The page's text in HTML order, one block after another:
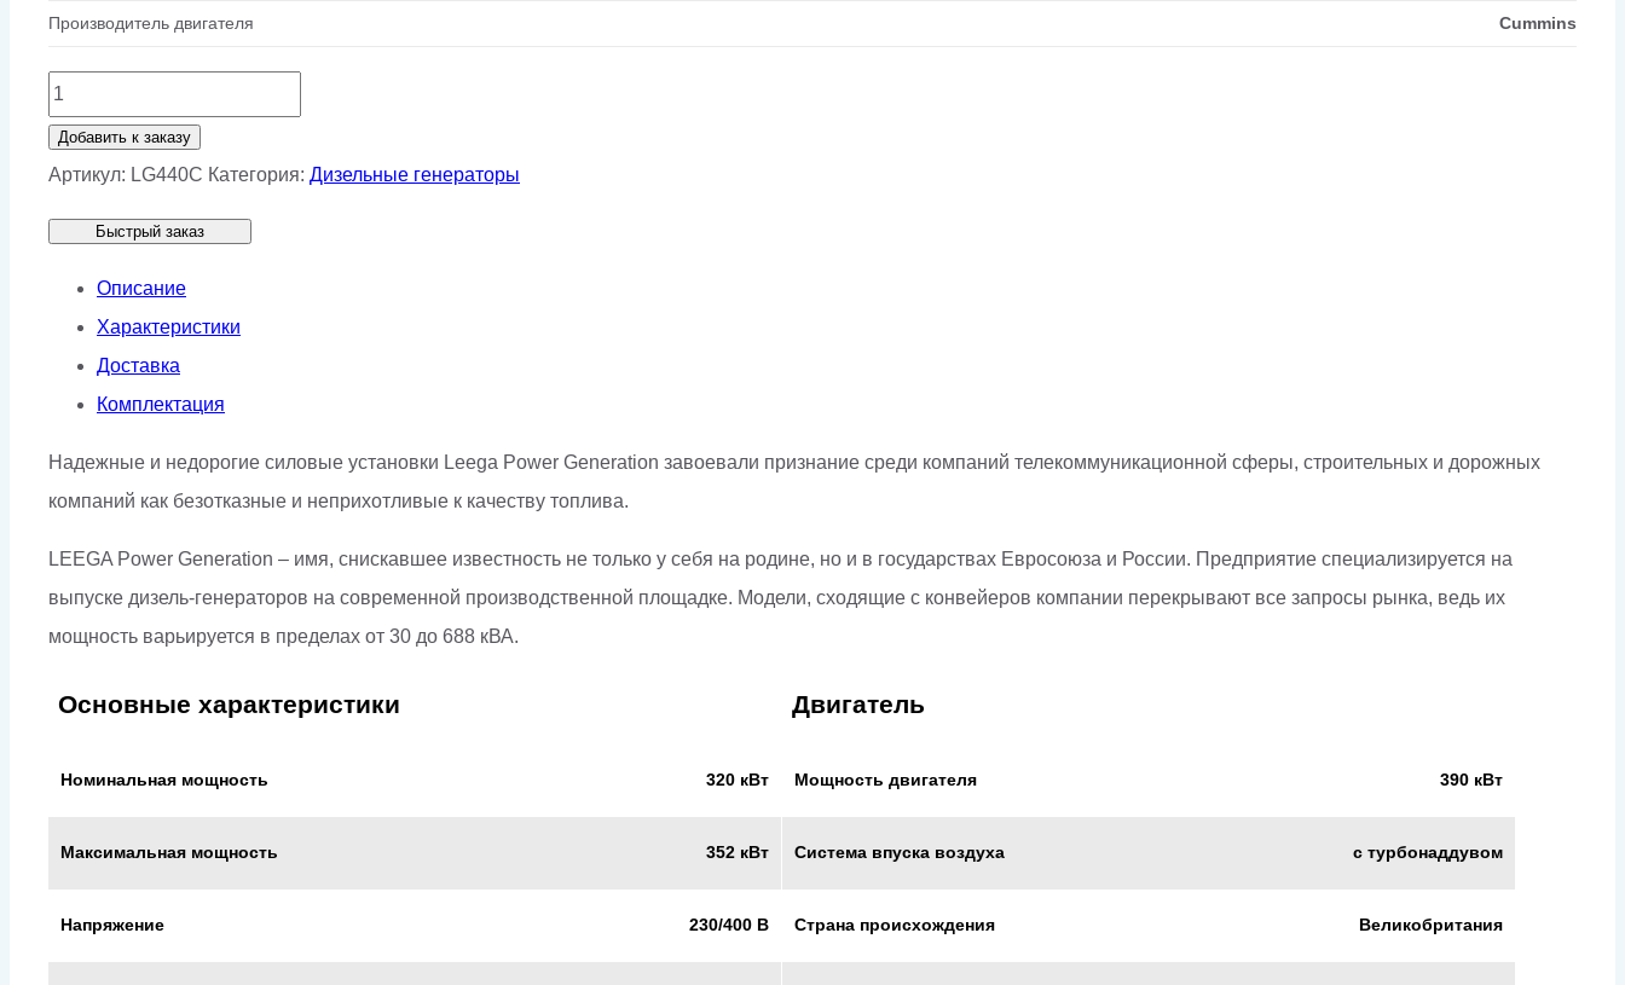
Производитель двигателя Cummins
Количество
товара
Дизельный
Lega
Power
LG440C
Добавить к заказу
Артикул: LG440C Категория: Дизельные генераторы
Быстрый заказ
Описание
Характеристики
Доставка
Комплектация
Надежные и недорогие силовые установки Leega Power Generation завоевали признание среди компаний телекоммуникационной сферы, строительных и дорожных
компаний как безотказные и неприхотливые к качеству топлива.
LEEGA Power Generation – имя, снискавшее известность не только у себя на родине, но и в государствах Евросоюза и России. Предприятие специализируется на
выпуске дизель-генераторов на современной производственной площадке. Модели, сходящие с конвейеров компании перекрывают все запросы рынка, ведь их
мощность варьируется в пределах от 30 до 688 кВА.
Основные характеристики
Номинальная мощность 320 кВт
Максимальная мощность 352 кВт
Напряжение 230/400 В
Двигатель
Мощность двигателя 390 кВт
Система впуска воздуха с турбонаддувом
Страна происхождения Великобритания